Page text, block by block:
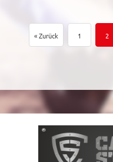
« Zurück 1 2